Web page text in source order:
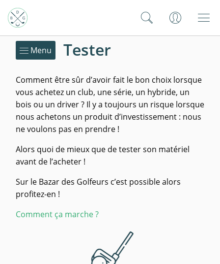
Menu Tester
Comment être sûr d’avoir fait le bon choix lorsque
vous achetez un club, une série, un hybride, un
bois ou un driver ? Il y a toujours un risque lorsque
nous achetons un produit d’investissement : nous
ne voulons pas en prendre !
Alors quoi de mieux que de tester son matériel
avant de l’acheter !
Sur le Bazar des Golfeurs c’est possible alors
profitez-en !
Comment ça marche ?